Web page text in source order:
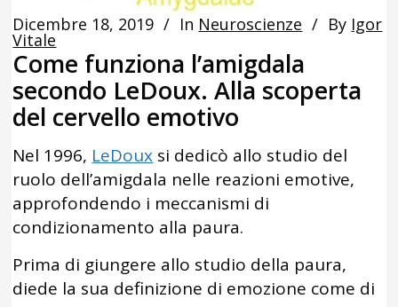
Dicembre 18, 2019 In Neuroscienze By Igor
Vitale
Come funziona l’amigdala
secondo LeDoux. Alla scoperta
del cervello emotivo
Nel 1996, LeDoux si dedicò allo studio del
ruolo dell’amigdala nelle reazioni emotive,
approfondendo i meccanismi di
condizionamento alla paura.
Prima di giungere allo studio della paura,
diede la sua definizione di emozione come di